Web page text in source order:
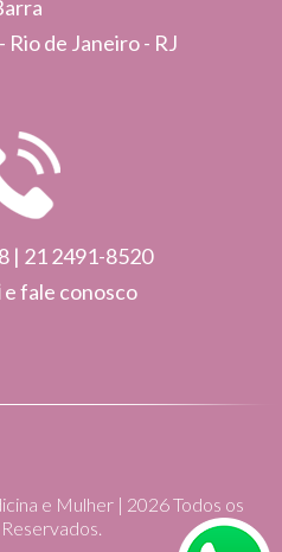
Rio de Janeiro - RJ
| 21 2491-8520
e fale conosco
e Mulher | 2026 Todos os